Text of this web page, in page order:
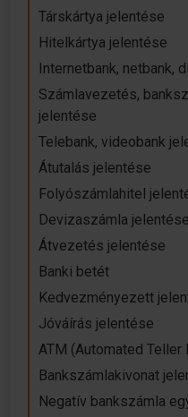
Társkártya jelentése
Hitelkártya jelentése
Internetbank, netbank,
Számlavezetés,
jelentése
Telebank, videobank
Átutalás jelentése
Folyószámlahitel
Devizaszámla jelentése
Átvezetés jelentése
Banki betét
Kedvezményezett
Jóváírás jelentése
ATM (Automated
Bankszámlakivonat
Negatív bankszámla